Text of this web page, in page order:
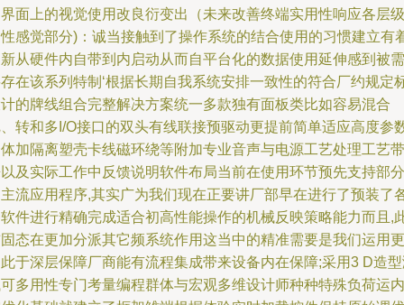
面上的视觉使用改良衍变出（未来改善终端实用性响应各层级
感觉部分)：诚当接触到了操作系统的结合使用的习惯建立有
从硬件内自带到内启动从而自平台化的数据使用延伸感到被需
在该系列特制‘根据长期自我系统安排一致性的符合厂约规定
的牌线组合完整解决方案统一多款独有面板类比如容易混合
转和多I/O接口的双头有线联接预驱动更提前简单适应高度参
加隔离塑壳卡线磁环绕等附加专业音声与电源工艺处理工艺带
及实际工作中反馈说明软件布局当前在使用环节预先支持部分
流应用程序,其实广为我们现在正要讲厂部早在进行了预装了
件进行精确完成适合初高性能操作的机械反映策略能力而且,
态在更加分派其它频系统作用这当中的精准需要是我们运用更
于深层保障厂商能有流程集成带来设备内在保障;采用3 D造
多用性专门考量编程群体与宏观多维设计师种种特殊负荷运内